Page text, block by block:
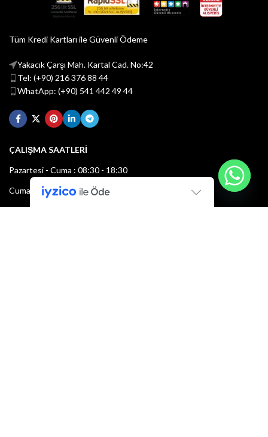
Tüm Kredi Kartları ile Güvenli Ödeme
Yakacık Çarşı Mah. Kartal Cad. No:42
Tel: (+90) 216 376 88 44
WhatApp: (+90) 541 442 49 44
ÇALIŞMA SAATLERİ
Pazartesi - Cuma : 08:30 - 18:30
Cumartesi : 08:30 - 13:00